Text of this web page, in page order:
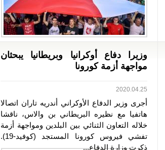
وزيرا دفاع أوكرانيا وبريطانيا يبحثان
مواجهة أزمة كورونا
2020.04.25
أجرى وزير الدفاع الأوكراني أندريه تاران اتصالا
هاتفيا مع نظيره البريطاني بن والاس، ناقشا
خلاله التعاون الثنائي بين البلدين ومواجهة أزمة
تفشي فيروس كورونا المستجد (كوفيد-19).
ذكرت وزارة الدفاع...